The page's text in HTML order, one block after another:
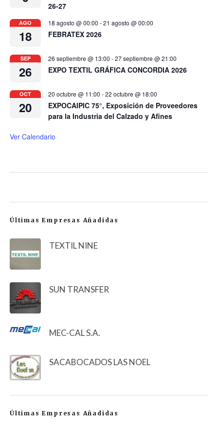
26-27
AGO
18
18 agosto @ 00:00 -21 agosto @ 00:00
FEBRATEX 2026
SEP
26
26 septiembre @ 13:00 -27 septiembre @ 21:00
EXPO TEXTIL GRÁFICA CONCORDIA 2026
OCT
20
20 octubre @ 11:00 -22 octubre @ 18:00
EXPOCAIPIC 75°, Exposición de Proveedores
para la Industria del Calzado y Afines
Ver Calendario
Últimas Empresas Añadidas
TEXTIL NINE
SUN TRANSFER
MEC-CAL S.A.
SACABOCADOS LAS NOEL
Últimas Empresas Añadidas